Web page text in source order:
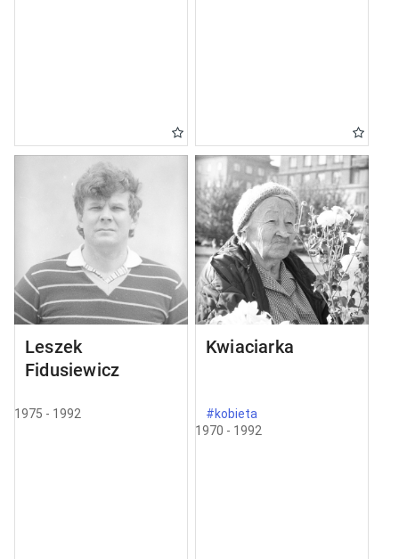
Leszek
Fidusiewicz
1975 - 1992
Kwiaciarka
#kobieta
1970 - 1992